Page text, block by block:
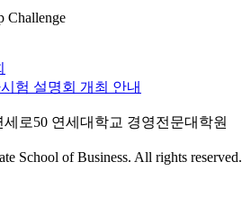
Challenge
험 설명회 개최 안내
로50 연세대학교 경영전문대학원
School of Business. All rights reserved.